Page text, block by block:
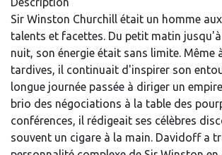
Sir Winston Churchill était un homme
talents et facettes. Du petit matin
nuit, son énergie était sans limite. Même
tardives, il continuait d'inspirer son
longue journée passée à diriger un
brio des négociations à la table des
conférences, il rédigeait ses célèbres
souvent un cigare à la main. Davidoff a